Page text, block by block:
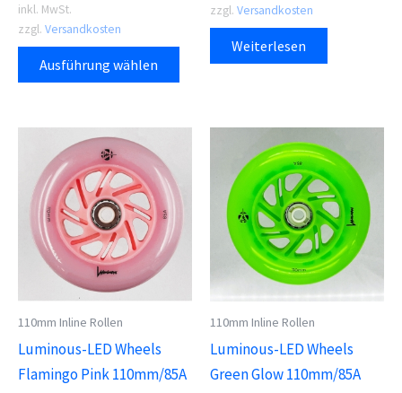
inkl. MwSt.
zzgl. Versandkosten
Ausführung wählen
Dieses
mehrere
Die
Optionen
der
Produktseite
gewählt
werden
zzgl. Versandkosten
Weiterlesen
110mm Inline Rollen
Luminous-LED Wheels
Flamingo Pink 110mm/85A
110mm Inline Rollen
Luminous-LED Wheels
Green Glow 110mm/85A